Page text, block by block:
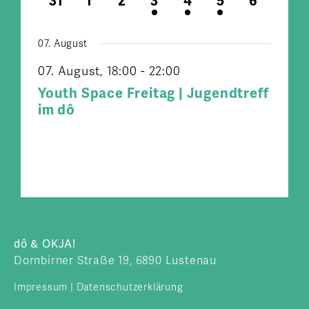
den
gefilterten
Ergebnissen
aktualisieren
Veranstaltungen
Veranstaltungen
Veranstaltungen
Veranstaltung
Veranstaltung
Veranstaltung
07. August
07. August, 18:00 - 22:00
Youth Space Freitag | Jugendtreff
im dô
dô & OKJA!
Dornbirner Straße 19, 6890 Lustenau
Impressum Datenschutzerklärung